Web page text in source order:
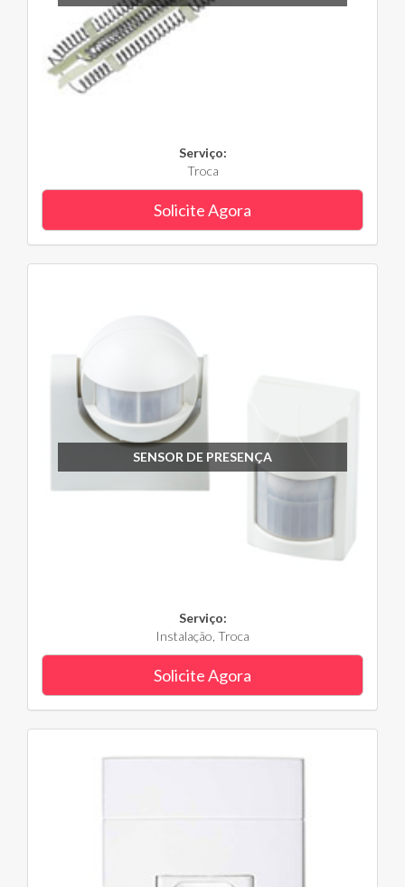
Serviço:
Troca
Solicite Agora
SENSOR DE PRESENÇA
Serviço:
Instalação, Troca
Solicite Agora